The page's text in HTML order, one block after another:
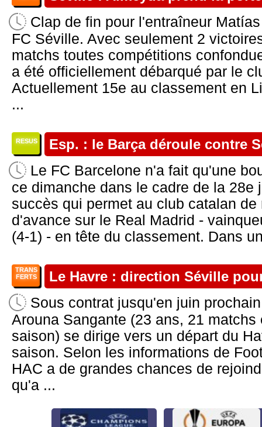
Clap de fin pour l'entraîneur
FC Séville. Avec seulement 2
matchs toutes compétitions
a été officiellement débarqué par le
Actuellement 15e au classement en
...
RESUS Esp. : le Barça déroule contre
Le FC Barcelone n'a fait qu'une
ce dimanche dans le cadre de la 28e
succès qui permet au club catalan
d'avance sur le Real Madrid -
(4-1) - en tête du classement. Dans
TRANS
FERTS
Le Havre : direction Séville
Sous contrat jusqu'en juin
Arouna Sangante (23 ans, 21
saison) se dirige vers un départ du
saison. Selon les informations de
HAC a de grandes chances de
qu'a ...